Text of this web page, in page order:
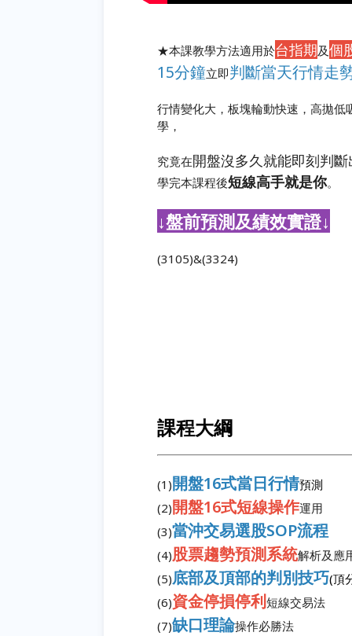
★本課教學方法適用於台指期及個
15分鐘立即判斷當天行情走
行情變化大，板塊輪動快速，高拋
學，
究竟在開盤沒多久就能即刻判
學完本課程後短線高手就是你。
↓盤前預測及績效實證↓
(3105)&(3324)
課程大綱
(1)開盤16式當日行情預測
(2)開盤16式短線操作運用
(3)當沖交易選股SOP流程
(4)股票趨勢預測系統解析及應
(5)底部及頂部的判別技巧(頂
(6)資金停損停利短線交易法
(7)缺口理論操作必勝法